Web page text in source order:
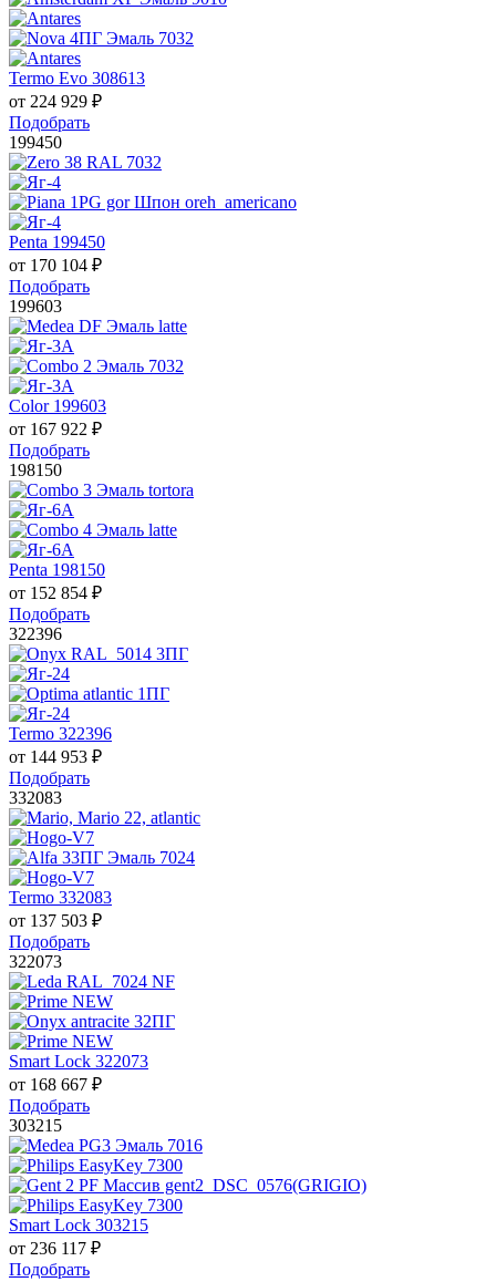
Termo Evo 308613
от 224 929 ₽
Подобрать
199450
Penta 199450
от 170 104 ₽
Подобрать
199603
Color 199603
от 167 922 ₽
Подобрать
198150
Penta 198150
от 152 854 ₽
Подобрать
322396
Termo 322396
от 144 953 ₽
Подобрать
332083
Termo 332083
от 137 503 ₽
Подобрать
322073
Smart Lock 322073
от 168 667 ₽
Подобрать
303215
Smart Lock 303215
от 236 117 ₽
Подобрать